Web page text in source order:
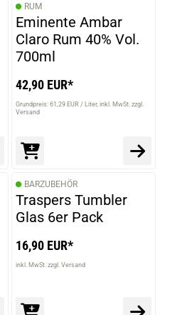
RUM
Eminente Ambar
Claro Rum 40% Vol.
700ml
42,90 EUR*
Grundpreis: 61,29 EUR / Liter inkl. MwSt. zzgl.
Versand
BARZUBEHÖR
Traspers Tumbler
Glas 6er Pack
16,90 EUR*
inkl. MwSt. zzgl. Versand